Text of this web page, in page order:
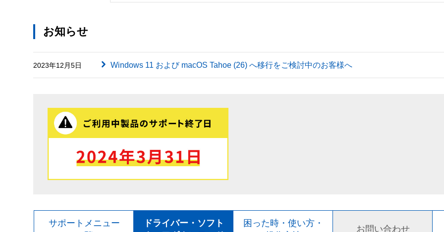
お知らせ
2023年12月5日 Windows 11 および macOS Tahoe (26) へ移行をご検討中のお客様へ
サポートメニュー
ドライバー・ソフト
困った時・使い方・
お問い合わせ